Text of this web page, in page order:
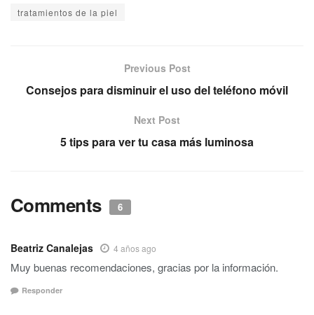
tratamientos de la piel
Previous Post
Consejos para disminuir el uso del teléfono móvil
Next Post
5 tips para ver tu casa más luminosa
Comments 6
Beatriz Canalejas 4 años ago
Muy buenas recomendaciones, gracias por la información.
Responder